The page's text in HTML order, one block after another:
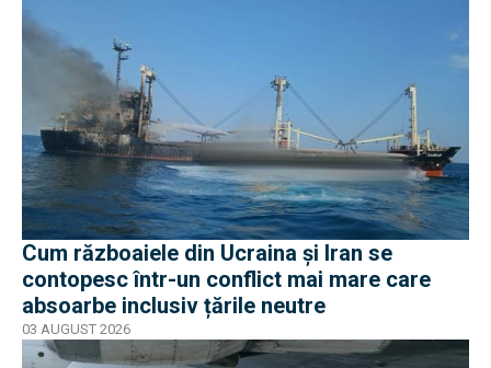
Cum războaiele din Ucraina și Iran se
contopesc într-un conflict mai mare care
absoarbe inclusiv țările neutre
03 AUGUST 2026
EXCLUSIV